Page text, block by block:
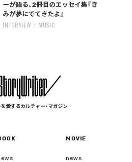
ーが語る、2冊目のエッセイ集『き
みが夢にでてきたよ』
INTERVIEW MUSIC
愛するカルチャー・マガジン
MOVIE
news